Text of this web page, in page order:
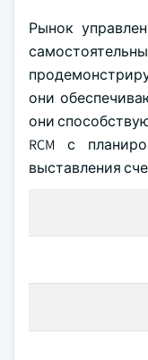
Рынок
они
они
RCM с
выставления